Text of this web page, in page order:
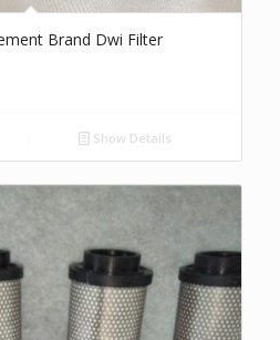
Brand Dwi Filter
Show Details